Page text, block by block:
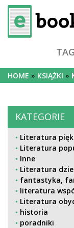
HOME KSIĄŻKI
KATEGORIE
Literatura
Literatura
Inne
Literatura
fantastyka,
literatura
Literatura
historia
poradniki